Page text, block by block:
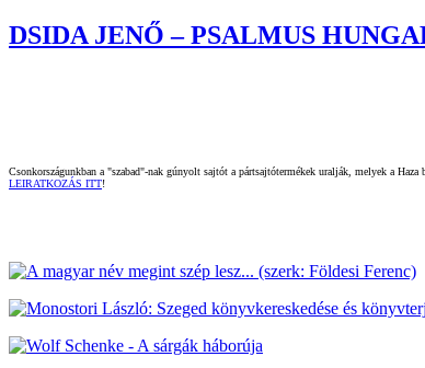
DSIDA JENŐ – PSALMUS
Csonkországunkban a "szabad"-nak gúnyolt sajtót a pártsajtótermékek uralják, melyek a
LEIRATKOZÁS ITT!